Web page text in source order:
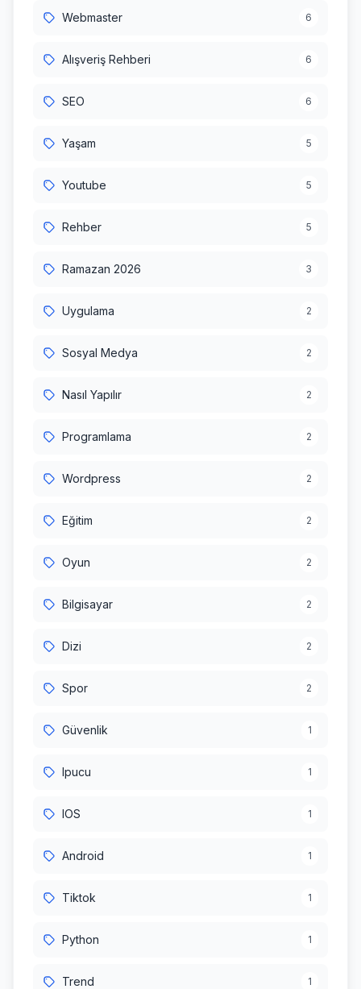
Webmaster 6
Alışveriş Rehberi 6
SEO 6
Yaşam 5
Youtube 5
Rehber 5
Ramazan 2026 3
Uygulama 2
Sosyal Medya 2
Nasıl Yapılır 2
Programlama 2
Wordpress 2
Eğitim 2
Oyun 2
Bilgisayar 2
Dizi 2
Spor 2
Güvenlik 1
Ipucu 1
IOS 1
Android 1
Tiktok 1
Python 1
Trend 1